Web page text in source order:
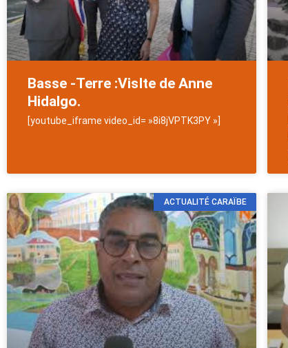
Basse -Terre :VisIte de Anne
Hidalgo.
[youtube_iframe video_id= »8i8jVPTK3PY »]
ACTUALITÉ CARAÏBE